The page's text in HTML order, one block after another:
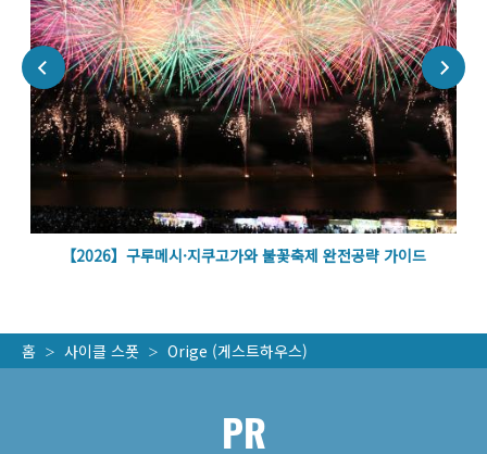
【2026】구루메시·지쿠고가와 불꽃축제 완전공략 가이드
홈 사이클 스폿 Orige (게스트하우스)
PR